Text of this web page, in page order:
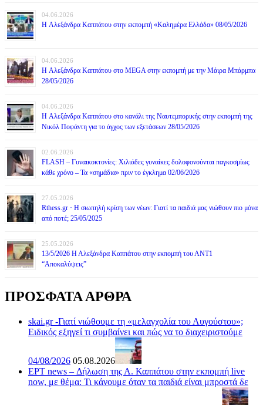
04.06.2026
H Αλεξάνδρα Καππάτου στην εκπομπή «Καλημέρα Ελλάδα» 08/05/2026
04.06.2026
H Αλεξάνδρα Καππάτου στο MEGA στην εκπομπή με την Μάιρα Mπάρμπα
28/05/2026
04.06.2026
H Αλεξάνδρα Καππάτου στο κανάλι της Ναυτεμπορικής στην εκπομπή της
Νικόλ Ποφάντη για το άγχος των εξετάσεων 28/05/2026
02.06.2026
FLASH – Γυναικοκτονίες: Χιλιάδες γυναίκες δολοφονούνται παγκοσμίως
κάθε χρόνο – Τα «σημάδια» πριν το έγκλημα 02/06/2026
27.05.2026
Rthess.gr · Η σιωπηλή κρίση των νέων: Γιατί τα παιδιά μας νιώθουν πιο μόνα
από ποτέ; 25/05/2025
25.05.2026
13/5/2026 Η Αλεξάνδρα Καππάτου στην εκπομπή του ΑΝΤ1
“Αποκαλύψεις”
ΠΡΟΣΦΑΤΑ ΑΡΘΡΑ
skai.gr -Γιατί νιώθουμε τη «μελαγχολία του Αυγούστου»;
Ειδικός εξηγεί τι συμβαίνει και πώς να το διαχειριστούμε
04/08/2026 05.08.2026
ΕΡΤ news – Δήλωση της Α. Καππάτου στην εκπομπή live
now, με θέμα: Τι κάνουμε όταν τα παιδιά είναι μπροστά δε